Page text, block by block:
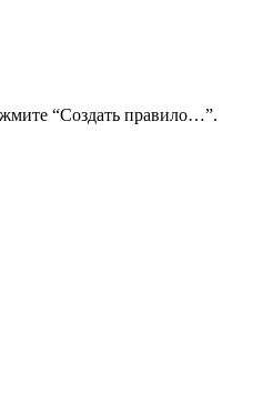
“Создать правило…”.